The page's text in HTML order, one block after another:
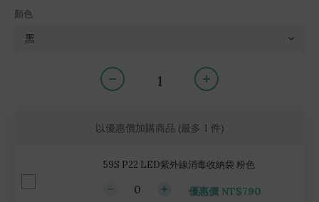
顏色
以優惠價加購商品 (最多 1 件)
59S P22 LED紫外線消毒收納袋 粉色
優惠價 NT$790